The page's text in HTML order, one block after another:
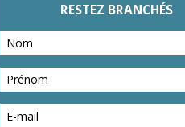
RESTEZ BRANCHÉS